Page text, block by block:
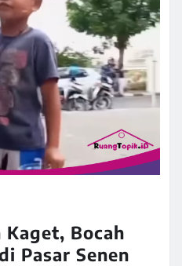
Bocah
Pasar Senen